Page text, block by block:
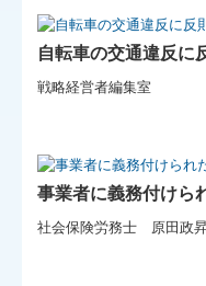
自転車の交通違反に
戦略経営者編集室
事業者に義務付けら
社会保険労務士 原田政